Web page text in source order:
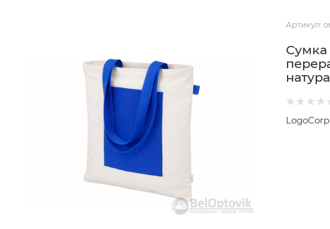
Артикул:
Сумка
LogoCorp